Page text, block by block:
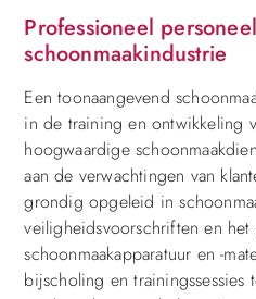
Professioneel
schoonmaakindustrie
Een toonaangevend
in de training en ontwikkeling
hoogwaardige
aan de verwachtingen van
grondig opgeleid in
veiligheidsvoorschriften en het
schoonmaakapparatuur en -
bijscholing en